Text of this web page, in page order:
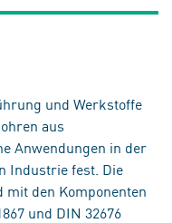
und Werkstoffe
aus
Anwendungen in der
Industrie fest. Die
mit den Komponenten
und DIN 32676